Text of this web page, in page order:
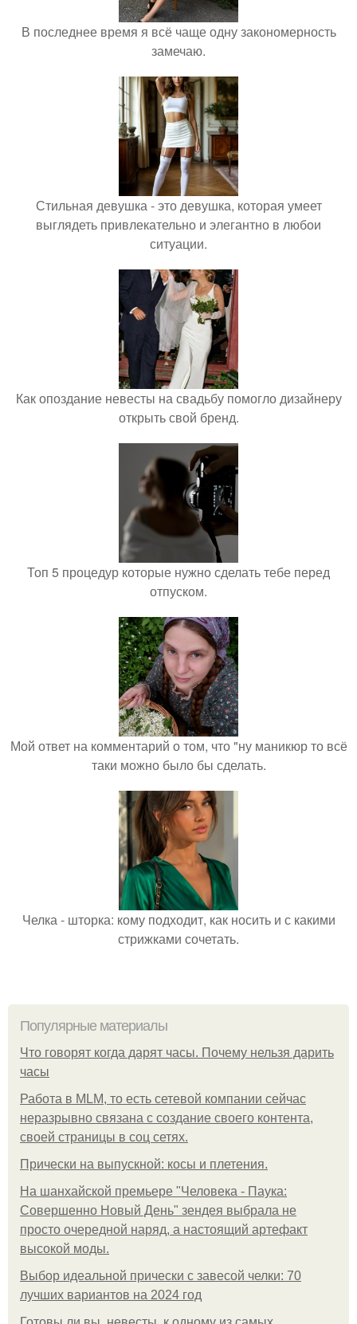
В последнее время я всё чаще одну закономерность
замечаю.
Стильная девушка - это девушка, которая умеет
выглядеть привлекательно и элегантно в любои
ситуации.
Как опоздание невесты на свадьбу помогло дизайнеру
открыть свой бренд.
Топ 5 процедур которые нужно сделать тебе перед
отпуском.
Мой ответ на комментарий о том, что "ну маникюр то всё
таки можно было бы сделать.
Челка - шторка: кому подходит, как носить и с какими
стрижками сочетать.
Популярные материалы
Что говорят когда дарят часы. Почему нельзя дарить
часы
Работа в MLM, то есть сетевой компании сейчас
неразрывно связана с создание своего контента,
своей страницы в соц сетях.
Прически на выпускной: косы и плетения.
На шанхайской премьере "Человека - Паука:
Совершенно Новый День" зендея выбрала не
просто очередной наряд, а настоящий артефакт
высокой моды.
Выбор идеальной прически с завесой челки: 70
лучших вариантов на 2024 год